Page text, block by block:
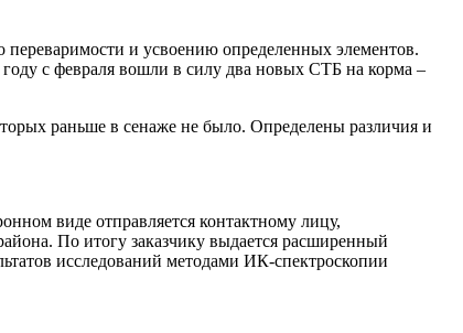
переваримости и усвоению определенных элементов.
с февраля вошли в силу два новых СТБ на корма –
раньше в сенаже не было. Определены различия и
виде отправляется контактному лицу,
По итогу заказчику выдается расширенный
исследований методами ИК‑спектроскопии